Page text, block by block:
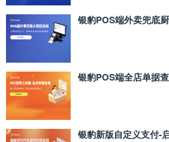
银豹POS端外卖兜底
银豹POS端全店单据
银豹新版自定义支付‑